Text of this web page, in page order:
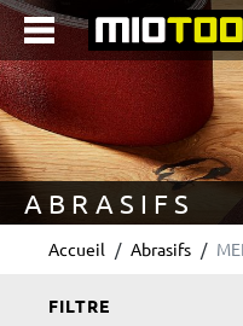
principal
ABRASIFS
Accueil Abrasifs
FILTRE